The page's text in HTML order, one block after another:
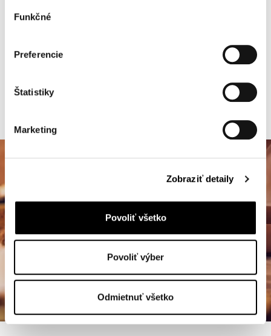
súhlasu
Funkčné
Preferencie
Štatistiky
Marketing
Zobraziť detaily
Povoliť všetko
Povoliť výber
Odmietnuť všetko